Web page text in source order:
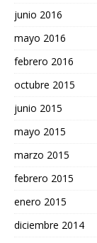
junio 2016
mayo 2016
febrero 2016
octubre 2015
junio 2015
mayo 2015
marzo 2015
febrero 2015
enero 2015
diciembre 2014